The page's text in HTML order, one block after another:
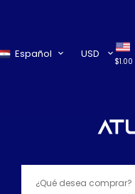
Español USD
$1.00